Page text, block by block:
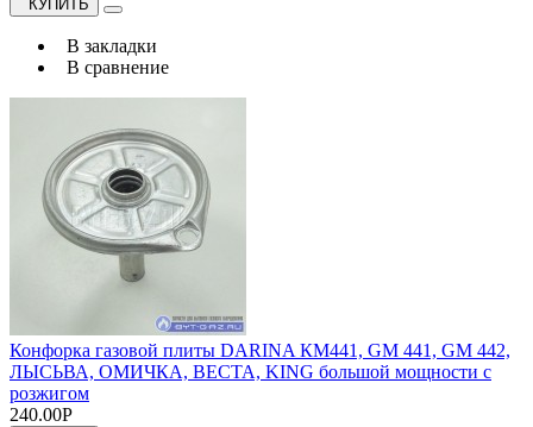
КУПИТЬ
В закладки
В сравнение
Конфорка газовой плиты DARINA КМ441, GM 441, GM 442,
ЛЫСЬВА, ОМИЧКА, ВЕСТА, KING большой мощности с
розжигом
240.00Р